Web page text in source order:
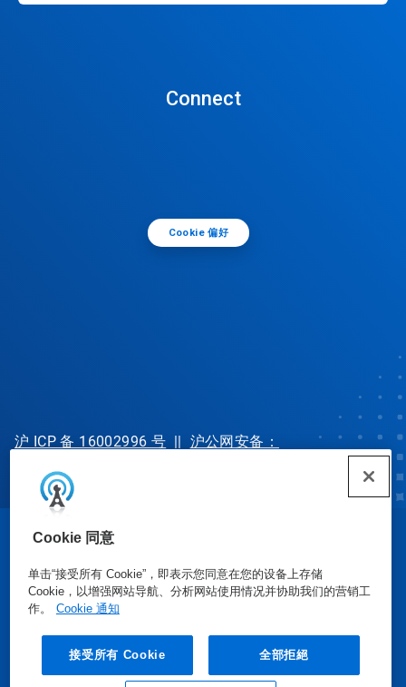
Cookie 同意
单击“接受所有 Cookie”，即表示您同意在您的设备上存储
Cookie，以增强网站导航、分析网站使用情况并协助我们的营销工
作。
Cookie 通知
接受所有 Cookie 全部拒絕
Connect
Cookie 偏好
沪 ICP 备 16002996 号 || 沪公网安备：
31010702002902 号
安全数据表 | 隐私政策|使用条款